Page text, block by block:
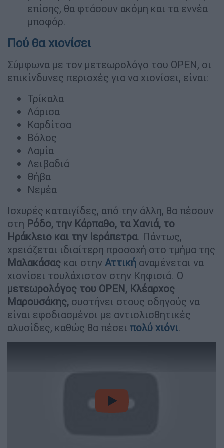
επίσης, θα φτάσουν ακόμη και τα εννέα
μποφόρ.
Πού θα χιονίσει
Σύμφωνα με τον μετεωρολόγο του OPEN, οι
επικίνδυνες περιοχές για να χιονίσει, είναι:
Τρίκαλα
Λάρισα
Καρδίτσα
Βόλος
Λαμία
Λειβαδιά
Θήβα
Νεμέα
Ισχυρές καταιγίδες, από την άλλη, θα πέσουν
στη Ρόδο, την Κάρπαθο, τα Χανιά, το
Ηράκλειο και την Ιεράπετρα. Πάντως,
χρειάζεται ιδιαίτερη προσοχή στο τμήμα της
Μαλακάσας και στην Αττική αναμένεται να
χιονίσει τουλάχιστον στην Κηφισιά. Ο
μετεωρολόγος του OPEN, Κλέαρχος
Μαρουσάκης, συστήνει στους οδηγούς να
είναι εφοδιασμένοι με αντιολισθητικές
αλυσίδες, καθώς θα πέσει πολύ χιόνι.
video